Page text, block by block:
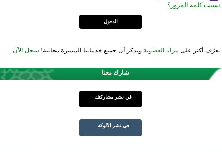
نسيت كلمة المرور؟
تعرّف أكثر على مزايا العضوية وتذكر أن جميع خدماتنا المميزة مجانية! سجل الآن
شارك معنا
في نشر مشاركتك
في نشر الألوكة